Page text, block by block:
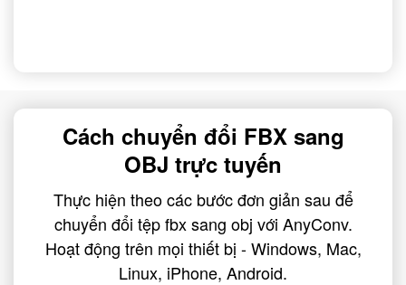
Cách chuyển đổi FBX sang
OBJ trực tuyến
Thực hiện theo các bước đơn giản sau để
chuyển đổi tệp fbx sang obj với AnyConv.
Hoạt động trên mọi thiết bị - Windows, Mac,
Linux, iPhone, Android.